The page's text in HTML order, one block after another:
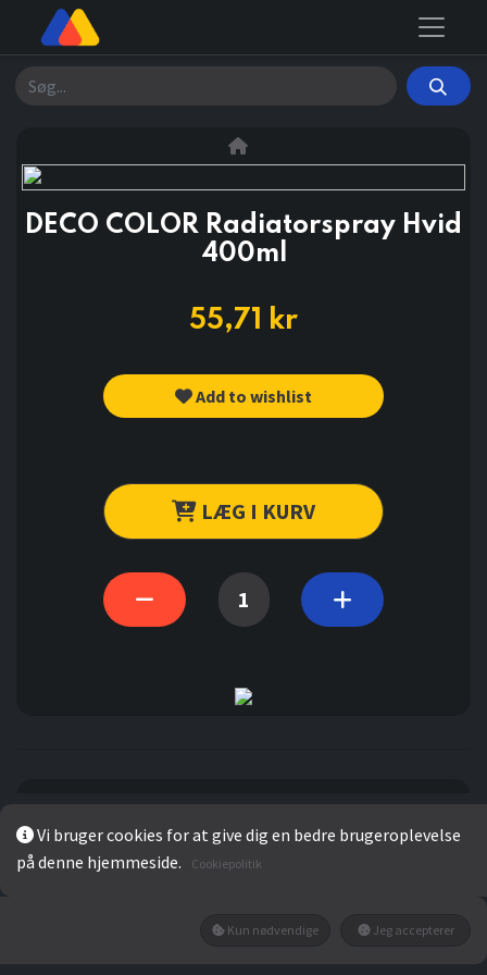
Søg
DECO COLOR Radiatorspray Hvid
400ml
55,71 kr
Add to wishlist
LÆG I KURV
Vi bruger cookies for at give dig en bedre brugeroplevelse
på denne hjemmeside.
Cookiepolitik
Kun nødvendige Jeg accepterer